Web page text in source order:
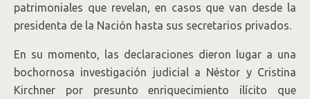
patrimoniales que revelan, en casos que van desde la
presidenta de la Nación hasta sus secretarios privados.
En su momento, las declaraciones dieron lugar a una
bochornosa investigación judicial a Néstor y Cristina
Kirchner por presunto enriquecimiento ilícito que